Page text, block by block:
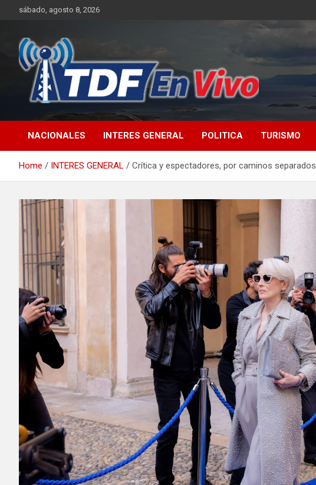
sábado, agosto 8, 2026
NACIONALES INTERES GENERAL POLITICA TURISMO
Home INTERES GENERAL Crítica y espectadores, por caminos separados